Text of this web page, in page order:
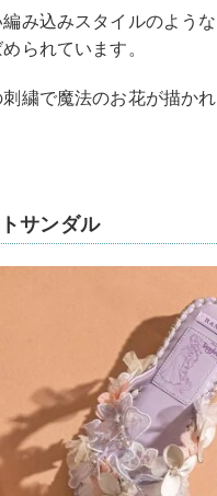
み込みスタイルのよう
られています。
繍で魔法のお花が描か
サンダル